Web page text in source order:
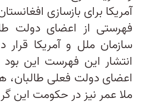
آمریکا برای بازسازی
فهرستی از اعضای دولت
سازمان ملل و آمریکا قرار
انتشار این فهرست این
اعضای دولت فعلی طالبان،
ملا عمر نیز در حکومت این